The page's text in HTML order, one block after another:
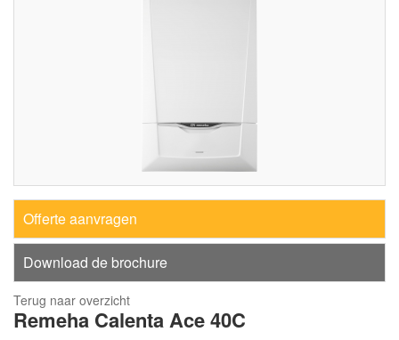
Offerte aanvragen
Download de brochure
Terug naar overzicht
Remeha Calenta Ace 40C